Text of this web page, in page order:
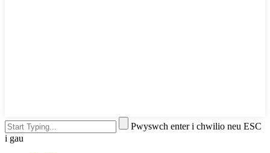
Pwyswch enter i chwilio neu ESC
i gau